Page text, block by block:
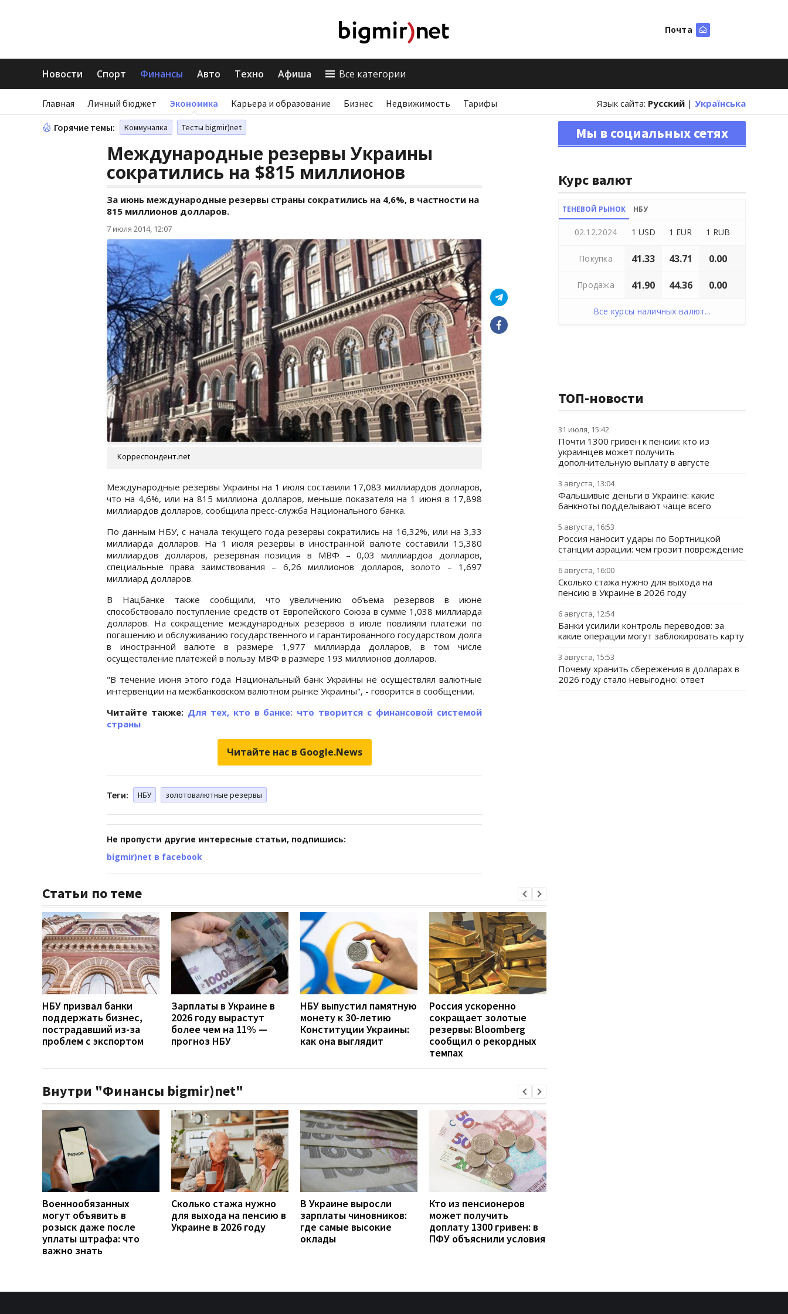
Почта
Новости Спорт Финансы Авто Техно Афиша Все категории
Главная Личный бюджет Экономика Карьера и образование Бизнес Недвижимость Тарифы Язык сайта: Русский | Українська
Горячие темы: Коммуналка Тесты bigmir)net
Международные резервы Украины
сократились на $815 миллионов
За июнь международные резервы страны сократились на 4,6%, в частности на
815 миллионов долларов.
7 июля 2014, 12:07
Корреспондент.net
Международные резервы Украины на 1 июля составили 17,083 миллиардов долларов,
что на 4,6%, или на 815 миллиона долларов, меньше показателя на 1 июня в 17,898
миллиардов долларов, сообщила пресс-служба Национального банка.
По данным НБУ, с начала текущего года резервы сократились на 16,32%, или на 3,33
миллиарда долларов. На 1 июля резервы в иностранной валюте составили 15,380
миллиардов долларов, резервная позиция в МВФ – 0,03 миллиардоа долларов,
специальные права заимствования – 6,26 миллионов долларов, золото – 1,697
миллиард долларов.
В Нацбанке также сообщили, что увеличению объема резервов в июне
способствовало поступление средств от Европейского Союза в сумме 1,038 миллиарда
долларов. На сокращение международных резервов в июле повлияли платежи по
погашению и обслуживанию государственного и гарантированного государством долга
в иностранной валюте в размере 1,977 миллиарда долларов, в том числе
осуществление платежей в пользу МВФ в размере 193 миллионов долларов.
"В течение июня этого года Национальный банк Украины не осуществлял валютные
интервенции на межбанковском валютном рынке Украины", - говорится в сообщении.
Читайте также: Для тех, кто в банке: что творится с финансовой системой
страны
Читайте нас в Google.News
Теги: НБУ золотовалютные резервы
Не пропусти другие интересные статьи, подпишись:
bigmir)net в facebook
Статьи по теме
НБУ призвал банки
поддержать бизнес,
пострадавший из-за
проблем с экспортом
Зарплаты в Украине в
2026 году вырастут
более чем на 11% —
прогноз НБУ
НБУ выпустил памятную
монету к 30-летию
Конституции Украины:
как она выглядит
Россия ускоренно
сокращает золотые
резервы: Bloomberg
сообщил о рекордных
темпах
Внутри "Финансы bigmir)net"
Военнообязанных
могут объявить в
розыск даже после
уплаты штрафа: что
важно знать
Сколько стажа нужно
для выхода на пенсию в
Украине в 2026 году
В Украине выросли
зарплаты чиновников:
где самые высокие
оклады
Кто из пенсионеров
может получить
доплату 1300 гривен: в
ПФУ объяснили условия
Мы в социальных сетях
Курс валют
ТЕНЕВОЙ РЫНОК НБУ
02.12.2024 1 USD 1 EUR 1 RUB
Покупка 41.33 43.71 0.00
Продажа 41.90 44.36 0.00
Все курсы наличных валют...
ТОП-новости
31 июля, 15:42
Почти 1300 гривен к пенсии: кто из
украинцев может получить
дополнительную выплату в августе
3 августа, 13:04
Фальшивые деньги в Украине: какие
банкноты подделывают чаще всего
5 августа, 16:53
Россия наносит удары по Бортницкой
станции аэрации: чем грозит повреждение
6 августа, 16:00
Сколько стажа нужно для выхода на
пенсию в Украине в 2026 году
6 августа, 12:54
Банки усилили контроль переводов: за
какие операции могут заблокировать карту
3 августа, 15:53
Почему хранить сбережения в долларах в
2026 году стало невыгодно: ответ